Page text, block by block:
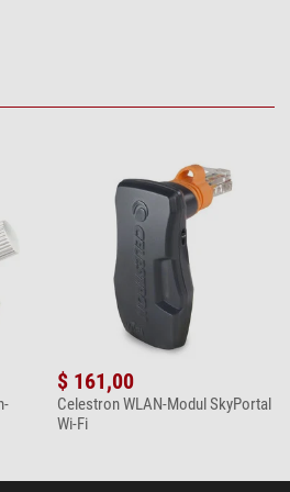
$ 161,00
Celestron WLAN-Modul SkyPortal
Wi-Fi